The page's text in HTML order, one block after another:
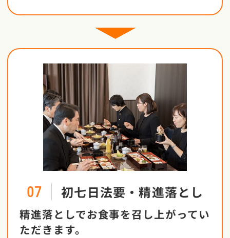
07 初七日法要・精進落とし
精進落としでお食事を召し上がってい
ただきます。